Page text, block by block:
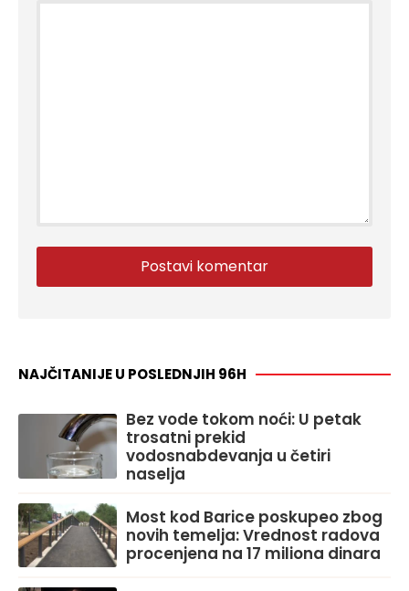
NAJČITANIJE U POSLEDNJIH 96H
Bez vode tokom noći: U petak
trosatni prekid
vodosnabdevanja u četiri
naselja
Most kod Barice poskupeo zbog
novih temelja: Vrednost radova
procenjena na 17 miliona dinara